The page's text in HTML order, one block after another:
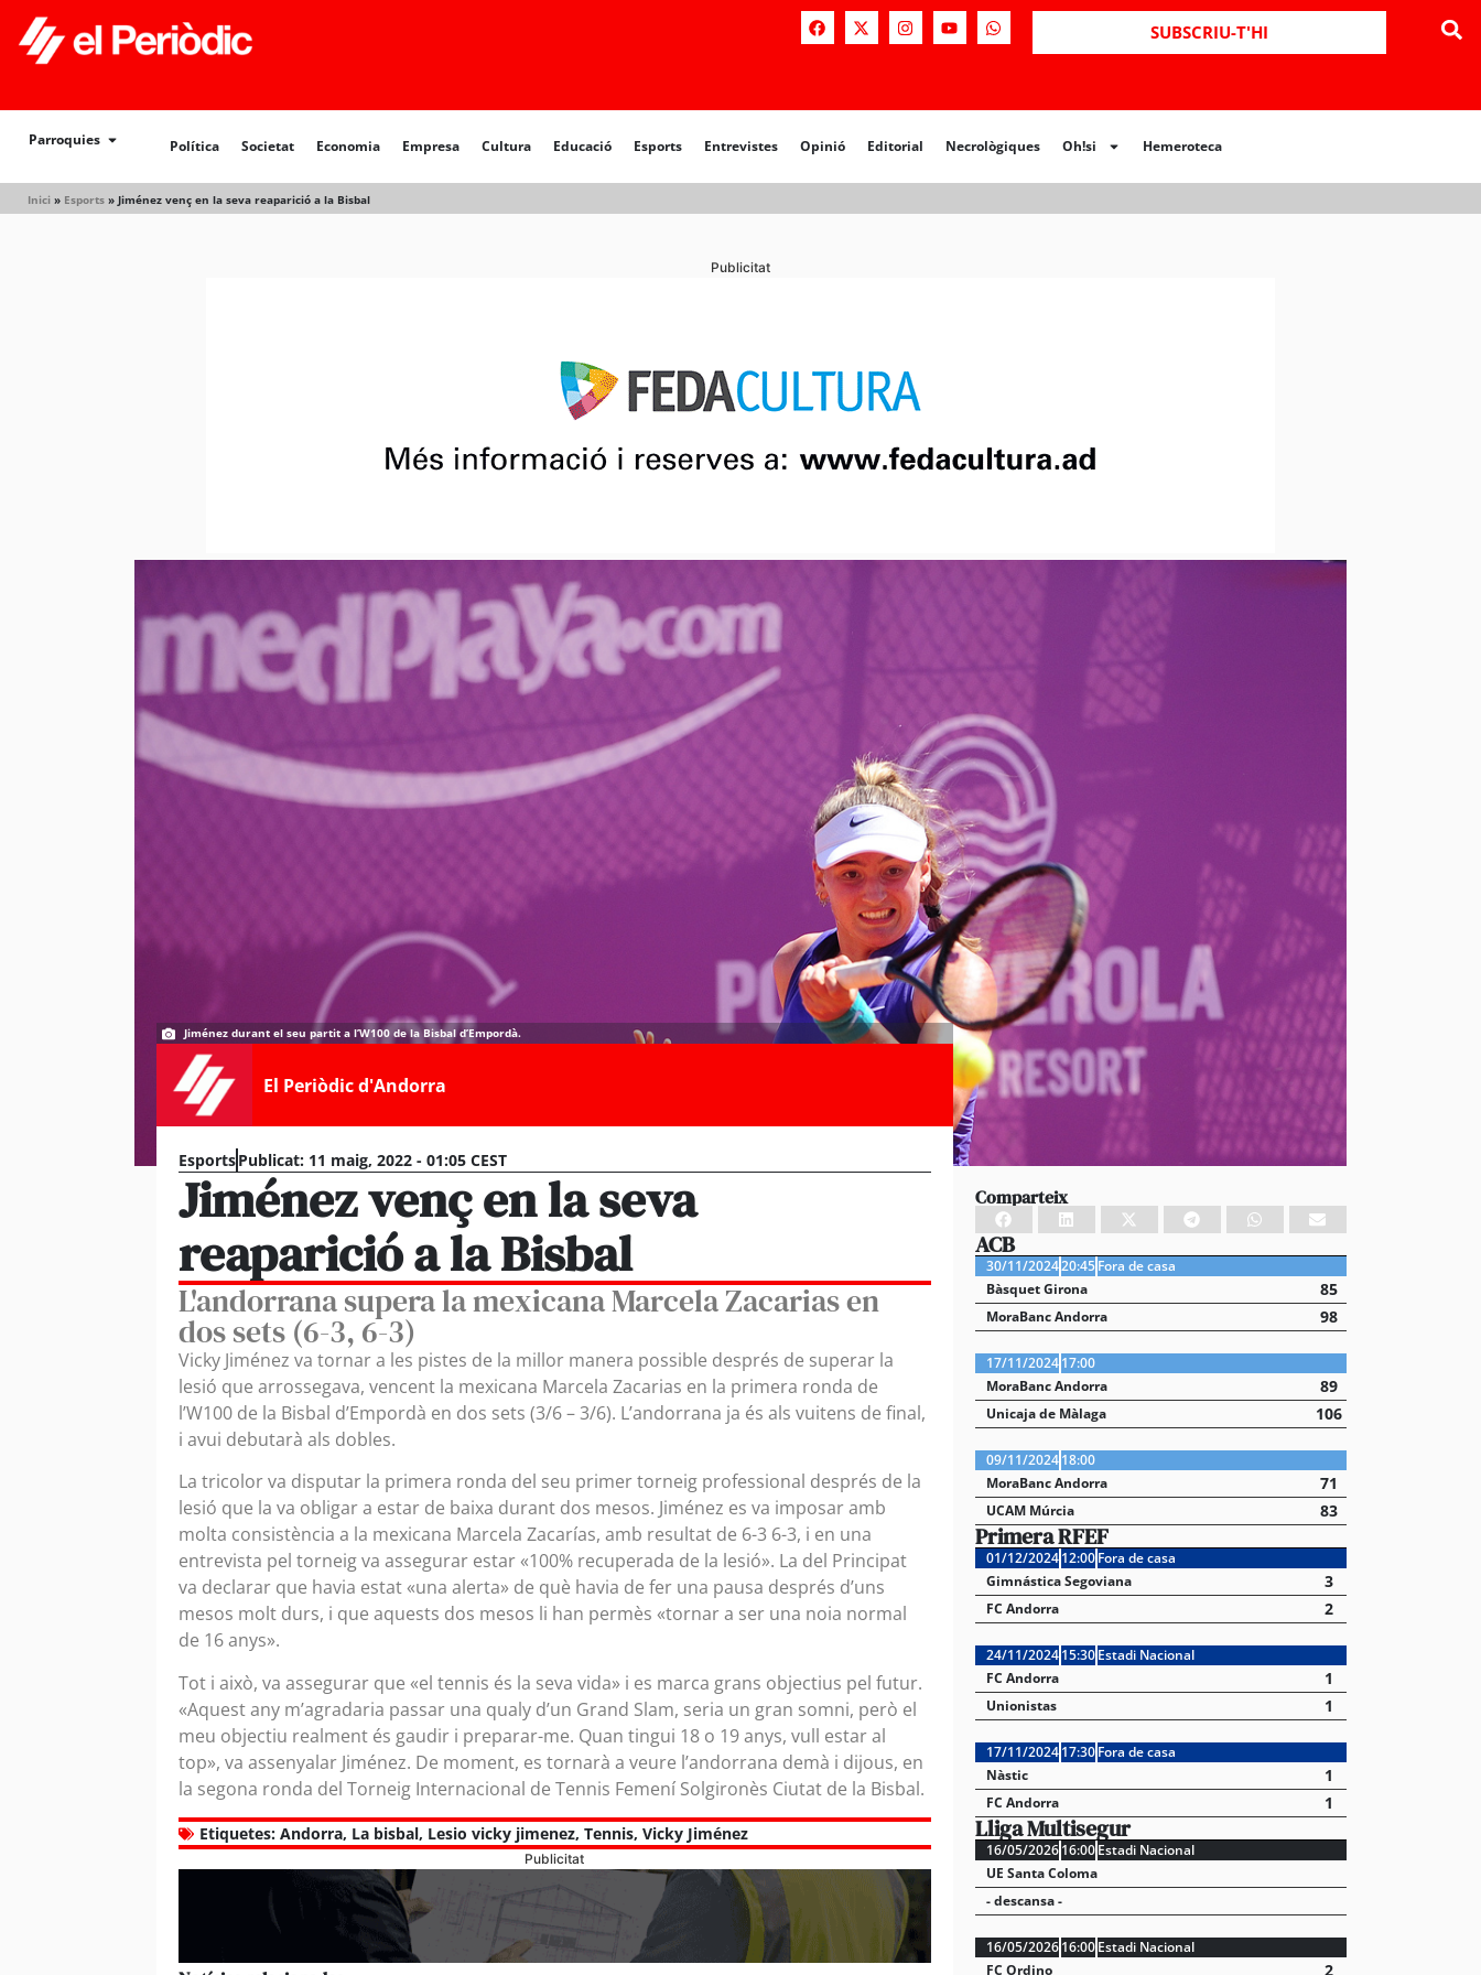
SUBSCRIU-T'HI
Parroquies Política Societat Economia Empresa Cultura Educació Esports Entrevistes Opinió Editorial Necrològiques Oh!si Hemeroteca
Inici » Esports » Jiménez venç en la seva reaparició a la Bisbal
Política Societat Opinió Editorial Necrològiques Hemeroteca
Publicitat
Jiménez durant el seu partit a l’W100 de la Bisbal d’Empordà.
El Periòdic d'Andorra
EsportsPublicat: 11 maig, 2022 - 01:05 CEST
Jiménez venç en la seva
reaparició a la Bisbal
L'andorrana supera la mexicana Marcela Zacarias en
dos sets (6-3, 6-3)
Vicky Jiménez va tornar a les pistes de la millor manera possible després de superar la
lesió que arrossegava, vencent la mexicana Marcela Zacarias en la primera ronda de
l’W100 de la Bisbal d’Empordà en dos sets (3/6 – 3/6). L’andorrana ja és als vuitens de final,
i avui debutarà als dobles.
La tricolor va disputar la primera ronda del seu primer torneig professional després de la
lesió que la va obligar a estar de baixa durant dos mesos. Jiménez es va imposar amb
molta consistència a la mexicana Marcela Zacarías, amb resultat de 6-3 6-3, i en una
entrevista pel torneig va assegurar estar «100% recuperada de la lesió». La del Principat
va declarar que havia estat «una alerta» de què havia de fer una pausa després d’uns
mesos molt durs, i que aquests dos mesos li han permès «tornar a ser una noia normal
de 16 anys».
Tot i això, va assegurar que «el tennis és la seva vida» i es marca grans objectius pel futur.
«Aquest any m’agradaria passar una qualy d’un Grand Slam, seria un gran somni, però el
meu objectiu realment és gaudir i preparar-me. Quan tingui 18 o 19 anys, vull estar al
top», va assenyalar Jiménez. De moment, es tornarà a veure l’andorrana demà i dijous, en
la segona ronda del Torneig Internacional de Tennis Femení Solgironès Ciutat de la Bisbal.
Etiquetes: Andorra, La bisbal, Lesio vicky jimenez, Tennis, Vicky Jiménez
Publicitat
Comparteix
ACB
30/11/202420:45 Fora de casa
Bàsquet Girona
85
MoraBanc Andorra 98
17/11/2024 17:00
MoraBanc Andorra
89
Unicaja de Màlaga 106
09/11/2024 18:00
MoraBanc Andorra
71
UCAM Múrcia 83
Primera RFEF
01/12/2024 12:00 Fora de casa
Gimnástica Segoviana
3
FC Andorra 2
24/11/2024 15:30 Estadi Nacional
FC Andorra
1
Unionistas 1
17/11/2024 17:30 Fora de casa
Nàstic
1
FC Andorra 1
Lliga Multisegur
16/05/2026 16:00 Estadi Nacional
UE Santa Coloma
- descansa -
16/05/2026 16:00 Estadi Nacional
FC Ordino
2